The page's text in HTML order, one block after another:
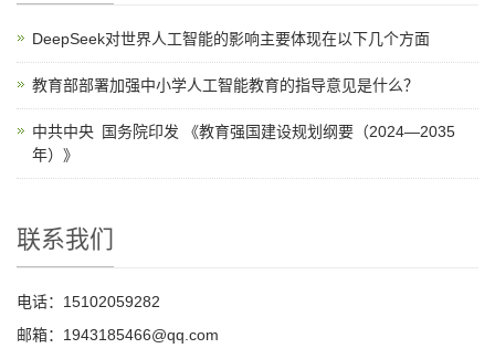
DeepSeek对世界人工智能的影响主要体现在以下几个方面‌
教育部部署加强中小学人工智能教育的指导意见是什么？
中共中央 国务院印发 《教育强国建设规划纲要（2024—2035
年）》
联系我们
电话：15102059282
邮箱：1943185466@qq.com